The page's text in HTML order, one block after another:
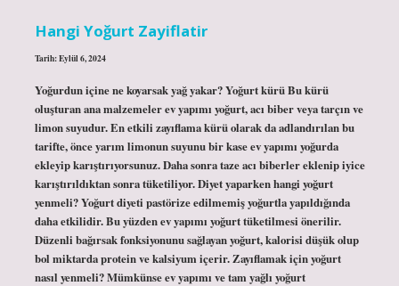
Hangi Yoğurt Zayiflatir
Tarih: Eylül 6, 2024
Yoğurdun içine ne koyarsak yağ yakar? Yoğurt kürü Bu kürü
oluşturan ana malzemeler ev yapımı yoğurt, acı biber veya tarçın ve
limon suyudur. En etkili zayıflama kürü olarak da adlandırılan bu
tarifte, önce yarım limonun suyunu bir kase ev yapımı yoğurda
ekleyip karıştırıyorsunuz. Daha sonra taze acı biberler eklenip iyice
karıştırıldıktan sonra tüketiliyor. Diyet yaparken hangi yoğurt
yenmeli? Yoğurt diyeti pastörize edilmemiş yoğurtla yapıldığında
daha etkilidir. Bu yüzden ev yapımı yoğurt tüketilmesi önerilir.
Düzenli bağırsak fonksiyonunu sağlayan yoğurt, kalorisi düşük olup
bol miktarda protein ve kalsiyum içerir. Zayıflamak için yoğurt
nasıl yenmeli? Mümkünse ev yapımı ve tam yağlı yoğurt